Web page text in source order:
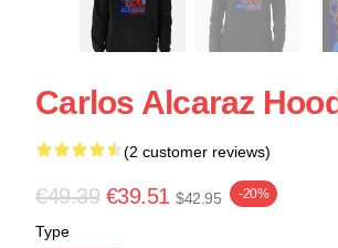
Carlos Alcaraz
(2 customer reviews)
€49.39 €39.51 $42.95 -20%
Type